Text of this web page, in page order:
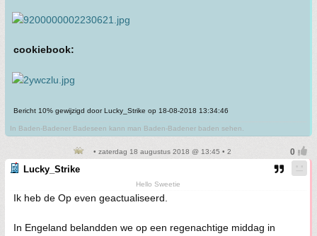
cookiebook:
Bericht 10% gewijzigd door Lucky_Strike op 18-08-2018 13:34:46
In Baden-Badener Badeseen kann man Baden-Badener baden sehen.
• zaterdag 18 augustus 2018 @ 13:45 • 2
Lucky_Strike
Hello Sweetie
Ik heb de Op even geactualiseerd.
In Engeland belandden we op een regenachtige middag in